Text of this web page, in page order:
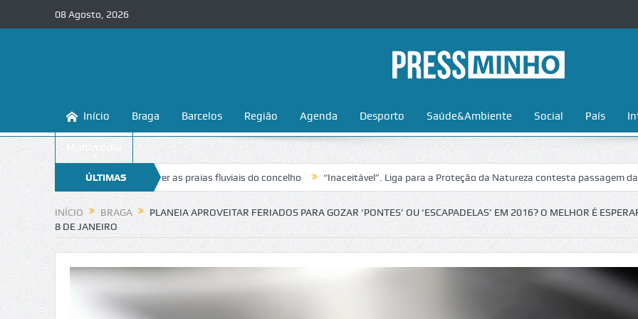
08 Agosto, 2026
Início Braga Barcelos Região Agenda Desporto Saúde&Ambiente Social País
Multimédia
ÚLTIMAS
NOTÍCIAS
a conhecer e proteger as praias fluviais do concelho “Inaceitável”. Liga para a Proteção da Natureza contesta passagem da Volta a
INÍCIO BRAGA
PLANEIA APROVEITAR FERIADOS PARA GOZAR ‘PONTES’ OU ‘ESCAPADELAS’ EM 2016? O MELHOR É
8 DE JANEIRO